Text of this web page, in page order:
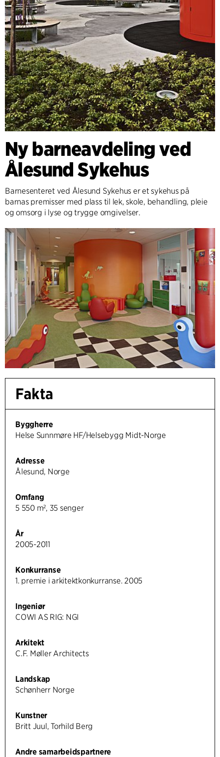
Ny barneavdeling ved
Ålesund Sykehus
Barnesenteret ved Ålesund Sykehus er et sykehus på
barnas premisser med plass til lek, skole, behandling, pleie
og omsorg i lyse og trygge omgivelser.
Fakta
Byggherre
Helse Sunnmøre HF/Helsebygg Midt-Norge
Adresse
Ålesund, Norge
Omfang
5 550 m², 35 senger
År
2005-2011
Konkurranse
1. premie i arkitektkonkurranse. 2005
Ingeniør
COWI AS RIG: NGI
Arkitekt
C.F. Møller Architects
Landskap
Schønherr Norge
Kunstner
Britt Juul, Torhild Berg
Andre samarbeidspartnere